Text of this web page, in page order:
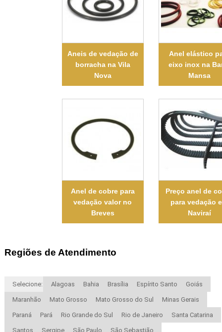
Aneis de vedação de
borracha na Vila
Nova
Anel elástico
eixo inox na
Mansa
Anel de cobre para
vedação valor no
Breves
Preço anel de
para vedação
Naviraí
Regiões de Atendimento
Selecione: Alagoas Bahia Brasília Espírito Santo Goiás
Maranhão Mato Grosso Mato Grosso do Sul Minas Gerais
Paraná Pará Rio Grande do Sul Rio de Janeiro Santa Catarina
Santos Sergipe São Paulo São Sebastião